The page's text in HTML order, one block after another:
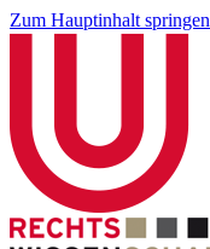
Zum Hauptinhalt springen